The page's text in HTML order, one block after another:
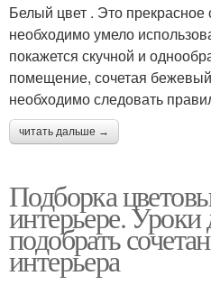
Белый цвет . Это прекрасное
необходимо умело
покажется скучной и
помещение, сочетая
необходимо следовать
читать дальше →
Подборка
интерьере. Уроки
подобрать
интерьера